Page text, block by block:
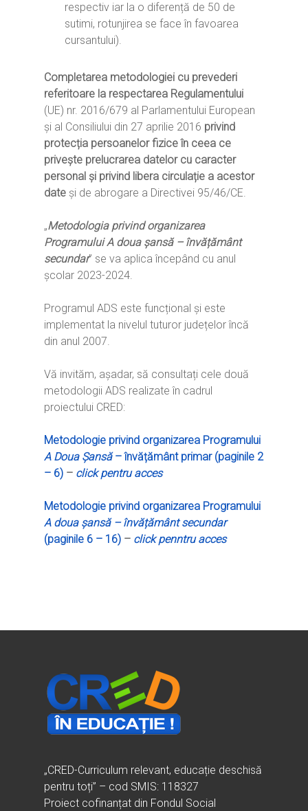
respectiv iar la o diferență de 50 de
sutimi, rotunjirea se face în favoarea
cursantului).
Completarea metodologiei cu prevederi
referitoare la respectarea Regulamentului
(UE) nr. 2016/679 al Parlamentului European
și al Consiliului din 27 aprilie 2016 privind
protecția persoanelor fizice în ceea ce
privește prelucrarea datelor cu caracter
personal și privind libera circulație a acestor
date și de abrogare a Directivei 95/46/CE.
„Metodologia privind organizarea
Programului A doua șansă – învățământ
secundar” se va aplica începând cu anul
școlar 2023-2024.
Programul ADS este funcțional și este
implementat la nivelul tuturor județelor încă
din anul 2007.
Vă invităm, așadar, să consultați cele două
metodologii ADS realizate în cadrul
proiectului CRED:
Metodologie privind organizarea Programului
A Doua Șansă– învățământ primar (paginile 2
– 6) – click pentru acces
Metodologie privind organizarea Programului
A doua șansă – învățământ secundar
(paginile 6 – 16) – click penntru acces
„CRED-Curriculum relevant, educație deschisă
pentru toți” – cod SMIS: 118327
Proiect cofinanțat din Fondul Social